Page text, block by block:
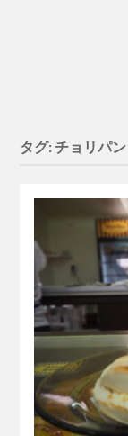
タグ:チョリパン